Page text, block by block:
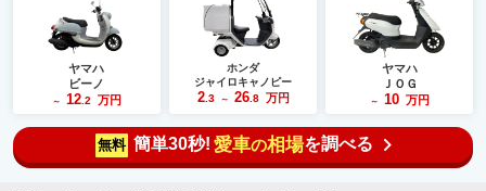
ヤマハ
ビーノ
～ 12 .2 万円
ホンダ
ジャイロキャノピー
2.3 ～ 26.8 万円
ヤマハ
ＪＯＧ
～ 10 万円
無料 簡単30秒! 愛車の相場を調べる